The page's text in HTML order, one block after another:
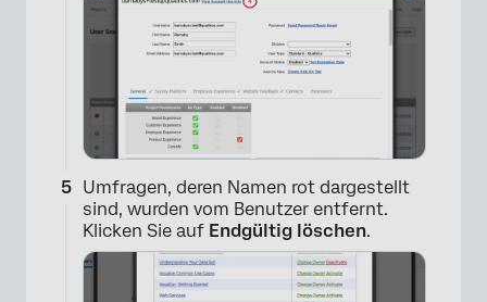
Umfragen, deren Namen rot dargestellt
sind, wurden vom Benutzer entfernt.
Klicken Sie auf Endgültig löschen.